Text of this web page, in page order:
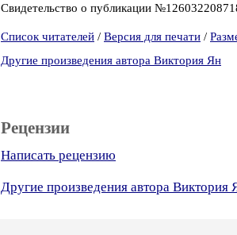
Свидетельство о публикации
Список читателей / Версия для печати /
Другие произведения автора Виктория Ян
Рецензии
Написать рецензию
Другие произведения автора Виктория